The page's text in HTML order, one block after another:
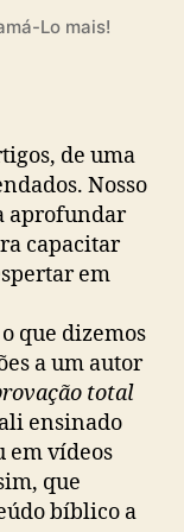
s
(
2
)
Lo mais!
de uma
Nosso
aprofundar
capacitar
em
que dizemos
a um autor
total
ensinado
em vídeos
que
bíblico a